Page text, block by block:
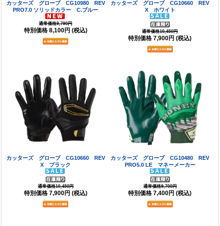
カッターズ グローブ CG10980 REV
PRO7.0 ソリッドカラー C.ブルー
通常価格9,790円
特別価格 8,100円 (税込)
カッターズ グローブ CG10660 REV
X ホワイト
通常価格10,450円
特別価格 7,900円 (税込)
カッターズ グローブ CG10660 REV
X ブラック
通常価格10,450円
特別価格 7,900円 (税込)
カッターズ グローブ CG10480 REV
PRO5.0 LE マネーメーカー
通常価格9,700円
特別価格 7,400円 (税込)